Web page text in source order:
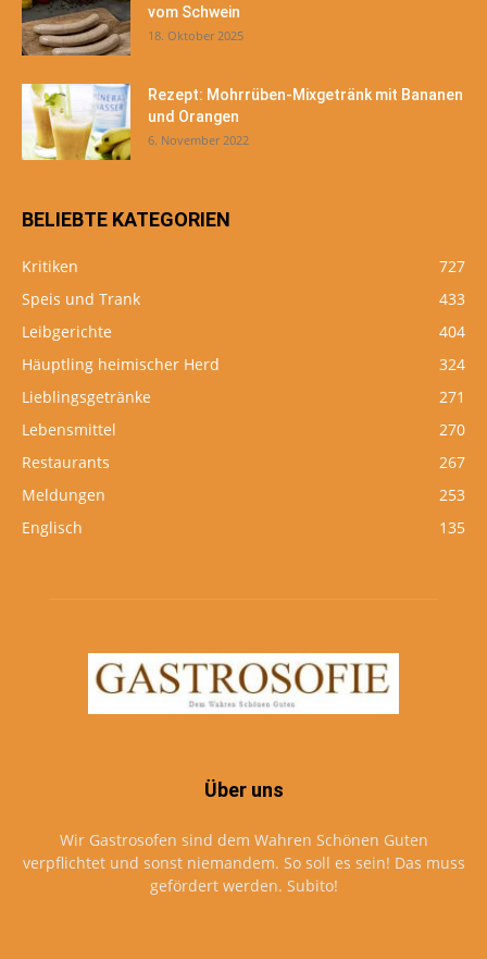
vom Schwein
18. Oktober 2025
Rezept: Mohrrüben-Mixgetränk mit Bananen
und Orangen
6. November 2022
BELIEBTE KATEGORIEN
Kritiken
727
Speis und Trank
433
Leibgerichte
404
Häuptling heimischer Herd
324
Lieblingsgetränke
271
Lebensmittel
270
Restaurants
267
Meldungen
253
Englisch
135
Über uns
Wir Gastrosofen sind dem Wahren Schönen Guten
verpflichtet und sonst niemandem. So soll es sein! Das muss
gefördert werden. Subito!